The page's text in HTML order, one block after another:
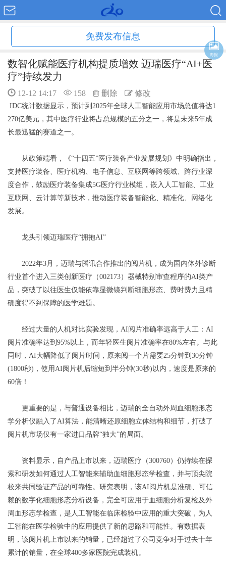
免费发布信息
数智化赋能医疗机构提质增效 迈瑞医疗“AI+医
疗”持续发力
12-12 14:17 158 删除 修改
IDC统计数据显示，预计到2025年全球人工智能应用市场总值将达1
270亿美元，其中医疗行业将占总规模的五分之一，将是未来5年成
长最迅猛的赛道之一。
从政策端看，《“十四五”医疗装备产业发展规划》中明确指出，
支持医疗装备、医疗机构、电子信息、互联网等跨领域、跨行业深
度合作，鼓励医疗装备集成5G医疗行业模组，嵌入人工智能、工业
互联网、云计算等新技术，推动医疗装备智能化、精准化、网络化
发展。
龙头引领迈瑞医疗“拥抱AI”
2022年3月，迈瑞与腾讯合作推出的阅片机，成为国内体外诊断
行业首个进入三类创新医疗（002173）器械特别审查程序的AI类产
品，突破了以往医生仅能依靠显微镜判断细胞形态、费时费力且精
确度得不到保障的医学难题。
经过大量的人机对比实验发现，AI阅片准确率远高于人工：AI
阅片准确率达到95%以上，而年轻医生阅片准确率在80%左右。与此
同时，AI大幅降低了阅片时间，原来阅一个片需要25分钟到30分钟
(1800秒)，使用AI阅片机后缩短到半分钟(30秒)以内，速度是原来的
60倍！
更重要的是，与普通设备相比，迈瑞的全自动外周血细胞形态
学分析仪融入了AI算法，能清晰还原细胞立体结构和细节，打破了
阅片机市场仅有一家进口品牌“独大”的局面。
资料显示，自产品上市以来，迈瑞医疗（300760）仍持续在探
索和研发如何通过人工智能来辅助血细胞形态学检查，并与顶尖院
校来共同验证产品的可靠性。研究表明，该AI阅片机是准确、可信
赖的数字化细胞形态分析设备，完全可应用于血细胞分析复检及外
周血形态学检查，是人工智能在临床检验中应用的重大突破，为人
工智能在医学检验中的应用提供了新的思路和可能性。有数据表
明，该阅片机上市以来的销量，已经超过了公司竞争对手过去十年
累计的销量，在全球400多家医院完成装机。
海报